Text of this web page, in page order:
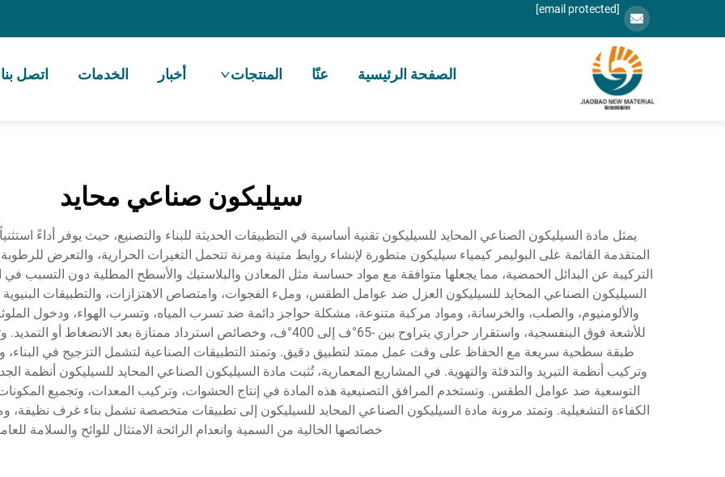
[email protected]
الصفحة الرئيسية عنّا المنتجات أخبار الخدمات اتصل بنا
سيليكون صناعي محايد
يمثل مادة السيليكون الصناعي المحايد للسيليكون تقنية أساسية في التطبيقات الحديثة للبناء والتصنيع، حيث يوفر أداءً
المتقدمة القائمة على البوليمر كيمياء سيليكون متطورة لإنشاء روابط متينة ومرنة تتحمل التغيرات الحرارية، والتعرض
السيليكون الصناعي المحايد للسيليكون العزل ضد عوامل الطقس، وملء الفجوات، وامتصاص الاهتزازات، والتطبيقات البنيوية
والألومنيوم، والصلب، والخرسانة، ومواد مركبة متنوعة، مشكلة حواجز دائمة ضد تسرب المياه، وتسرب الهواء، ودخول
للأشعة فوق البنفسجية، واستقرار حراري يتراوح بين -65°ف إلى 400°ف، وخصائص
طبقة سطحية سريعة مع الحفاظ على وقت عمل ممتد لتطبيق دقيق. وتمتد التطبيقات الصناعية لتشمل التزجيج في البناء،
التوسعية ضد عوامل الطقس. وتستخدم المرافق التصنيعية هذه المادة في إنتاج الحشوات، وتركيب المعدات، وتجميع
الكفاءة التشغيلية. وتمتد مرونة مادة السيليكون الصناعي المحايد للسيليكون إلى تطبيقات متخصصة تشمل بناء غرف نظيفة،
خصائصها الخالية من السمية وانعدام الرائحة الامتثال للوائح والسلامة